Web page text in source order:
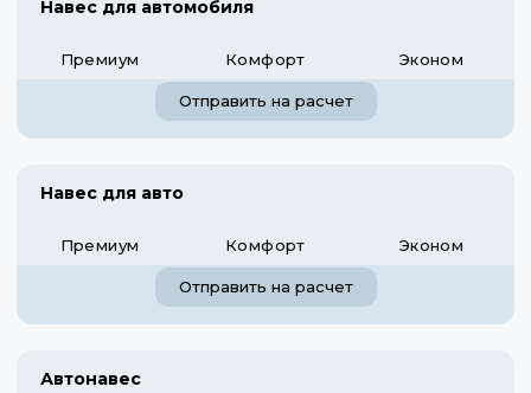
Навес для автомобиля
Премиум Комфорт Эконом
Отправить на расчет
Навес для авто
Премиум Комфорт Эконом
Отправить на расчет
Автонавес